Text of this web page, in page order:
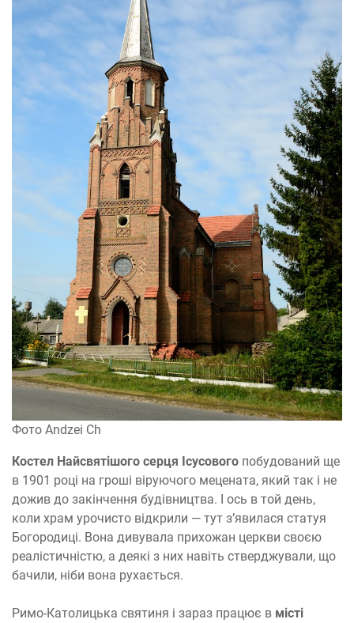
Фото Andzei Ch
Костел Найсвятішого серця Ісусового побудований ще
в 1901 році на гроші віруючого мецената, який так і не
дожив до закінчення будівництва. І ось в той день,
коли храм урочисто відкрили — тут з’явилася статуя
Богородиці. Вона дивувала прихожан церкви своєю
реалістичністю, а деякі з них навіть стверджували, що
бачили, ніби вона рухається.
Римо-Католицька святиня і зараз працює в місті